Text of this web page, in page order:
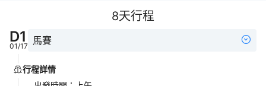
8天行程
D1
01/17 馬賽
行程詳情